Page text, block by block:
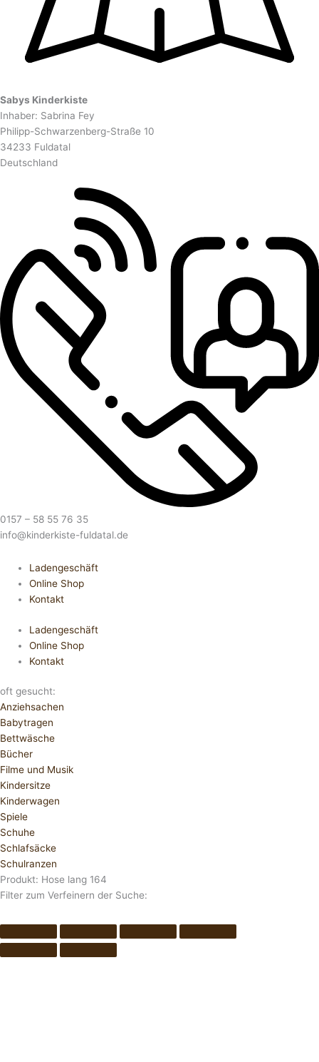
Sabys Kinderkiste
Inhaber: Sabrina Fey
Philipp-Schwarzenberg-Straße 10
34233 Fuldatal
Deutschland
0157 – 58 55 76 35
info@kinderkiste-fuldatal.de
Ladengeschäft
Online Shop
Kontakt
Ladengeschäft
Online Shop
Kontakt
oft gesucht:
Anziehsachen
Babytragen
Bettwäsche
Bücher
Filme und Musik
Kindersitze
Kinderwagen
Spiele
Schuhe
Schlafsäcke
Schulranzen
Produkt: Hose lang 164
Filter zum Verfeinern der Suche: